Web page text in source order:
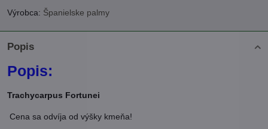
Výrobca: Španielske palmy
Popis
Popis:
Trachycarpus Fortunei
Cena sa odvíja od výšky kmeňa!